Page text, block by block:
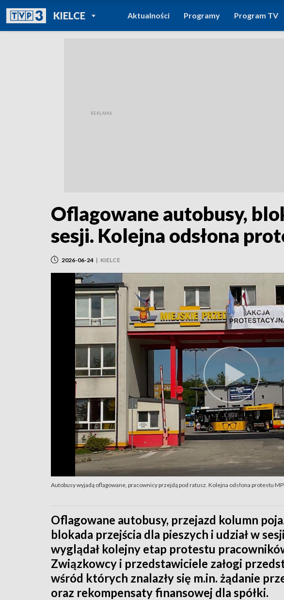
KIELCEPOWRÓT DO
TVP REGIONY
Aktualności Programy Program TV
Oflagowane autobusy,
sesji. Kolejna odsłona
2026-06-24 | KIELCE
Autobusy wyjadą oflagowane, pracownicy przejdą pod ratusz. Kolejna odsłona protestu
Oflagowane autobusy, przejazd kolumn
blokada przejścia dla pieszych i udział w
wyglądał kolejny etap protestu
Związkowcy i przedstawiciele załogi
wśród których znalazły się m.in. żądanie
oraz rekompensaty finansowej dla spółki.